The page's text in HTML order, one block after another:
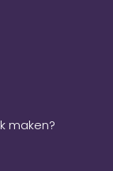
maken?